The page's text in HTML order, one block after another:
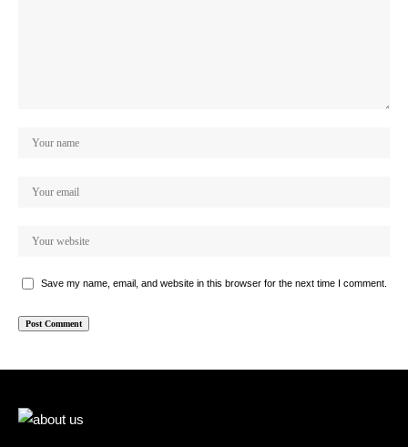
Save my name, email, and website in this browser for the next time I comment.